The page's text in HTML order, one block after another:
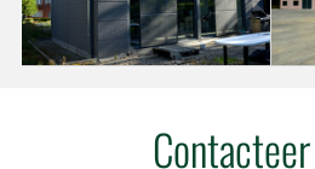
Contacteer